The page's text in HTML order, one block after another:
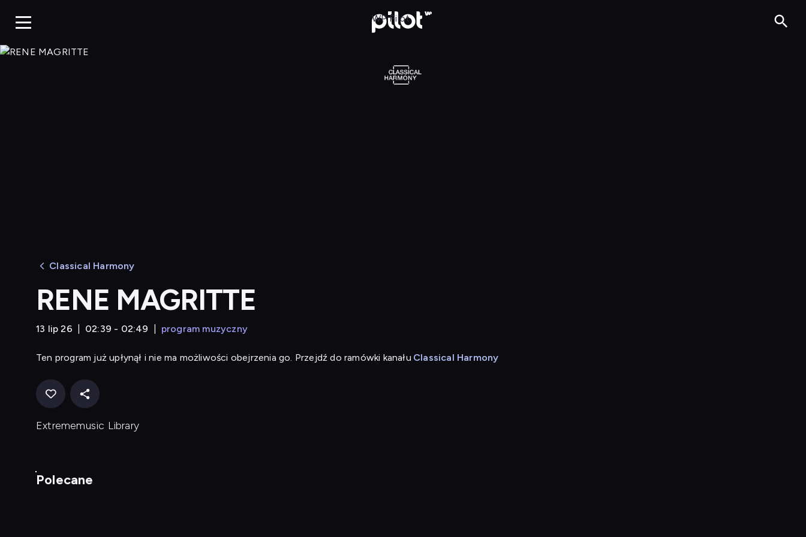
WP Pilot
Classical Harmony
RENE MAGRITTE
13 lip 26 02:39 - 02:49 program muzyczny
Ten program już upłynął i nie ma możliwości obejrzenia go. Przejdź do ramówki kanału Classical Harmony
Extrememusic Library
Polecane